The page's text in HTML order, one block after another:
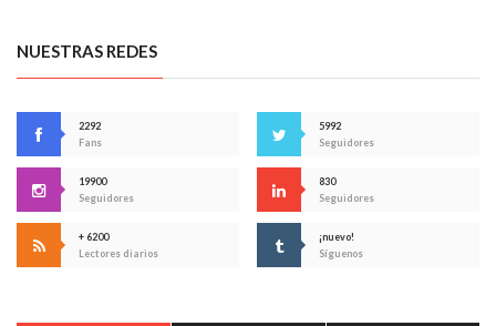
NUESTRAS REDES
2292
Fans
5992
Seguidores
19900
Seguidores
830
Seguidores
+ 6200
Lectores diarios
¡nuevo!
Síguenos